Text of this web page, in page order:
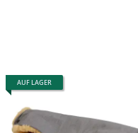
AUF LAGER